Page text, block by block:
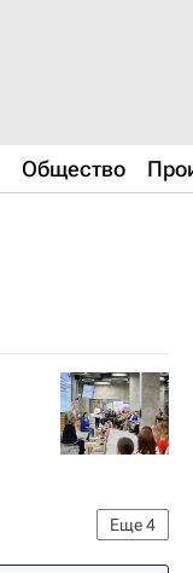
Общество
Еще4
Московский государственный психолого-педагогический университет (МГППУ)